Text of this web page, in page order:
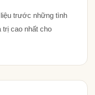
trước những tình
trị cao nhất cho